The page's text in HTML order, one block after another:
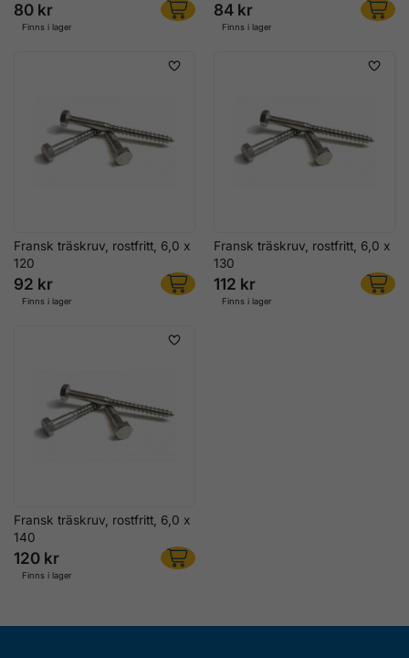
80 kr
Finns i lager
84 kr
Finns i lager
Fransk träskruv, rostfritt, 6,0 x
120
92 kr
Finns i lager
Fransk träskruv, rostfritt, 6,0 x
130
112 kr
Finns i lager
Fransk träskruv, rostfritt, 6,0 x
140
120 kr
Finns i lager